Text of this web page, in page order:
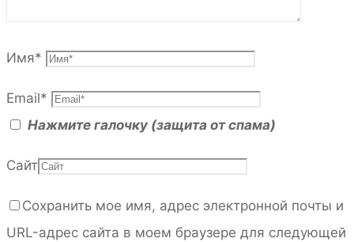
Имя*
Email*
Нажмите галочку (защита от спама)
Сайт
Сохранить мое имя, адрес электронной почты и
URL-адрес сайта в моем браузере для следующей